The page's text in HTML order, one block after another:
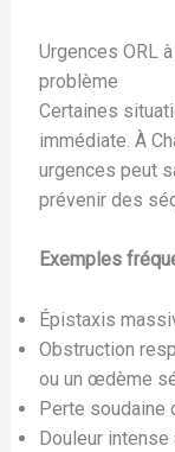
Urgences ORL
problème
Certaines
immédiate. À
urgences peut
prévenir des
Exemples
Épistaxis
Obstruction
ou un œdème
Perte soudaine
Douleur